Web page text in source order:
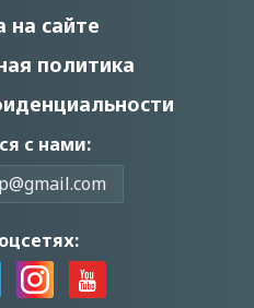
на сайте
политика
с нами: